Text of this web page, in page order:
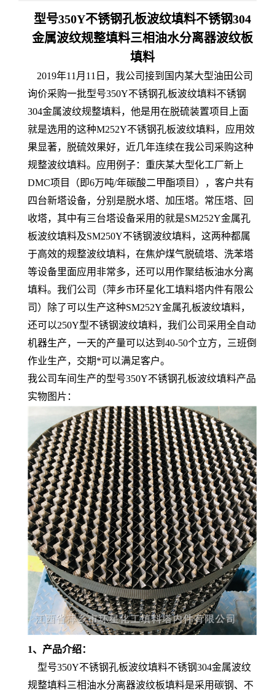
型号350Y不锈钢孔板波纹填料不锈钢304
金属波纹规整填料三相油水分离器波纹板
填料
2019年11月11日，我公司接到国内某大型油田公司
询价采购一批型号350Y不锈钢孔板波纹填料不锈钢
304金属波纹规整填料，他是用在脱硫装置项目上面
就是选用的这种M252Y不锈钢孔板波纹填料，应用效
果显著，脱硫效果好，近几年连续在我公司采购这种
规整波纹填料。应用例子：重庆某大型化工厂新上
DMC项目（即6万吨/年碳酸二甲酯项目），客户共有
四台新塔设备，分别是脱水塔、加压塔。常压塔、回
收塔，其中有三台塔设备采用的就是SM252Y金属孔
板波纹填料及SM250Y不锈钢波纹填料，这两种都属
于高效的规整波纹填料，在焦炉煤气脱硫塔、洗苯塔
等设备里面应用非常多，还可以用作聚结板油水分离
填料。我们公司（萍乡市环星化工填料塔内件有限公
司）除了可以生产这种SM252Y金属孔板波纹填料，
还可以250Y型不锈钢波纹填料，我们公司采用全自动
机器生产，一天的产量可以达到40-50个立方，三班倒
作业生产，交期*可以满足客户。
我公司车间生产的型号350Y不锈钢孔板波纹填料产品
实物图片：
1、产品介绍：
型号350Y不锈钢孔板波纹填料不锈钢304金属波纹
规整填料三相油水分离器波纹板填料是采用碳钢、不